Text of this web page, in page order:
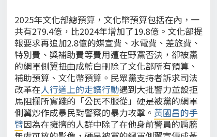
2025年文化部總預算，文化幣預算包括在內，一
共有279.4億，比2024年增加了19.8億。文化部提
報要求再追加2.8億的媒宣費、水電費、差旅費、
特別費、獎補助費等費用遭在野黨否決，卻被黨
的網軍側翼扭曲成藍白刪除了文化部所有預算、
補助預算、文化幣預算。民眾黨支持者訴求司法
改革在人行道上的走讀行動遇到大批警力並設拒
馬阻攔所實踐的「公民不服從」硬是被黨的網軍
側翼炒作成暴民對警察的暴力攻擊。 黃國昌的手
臂因為在擁擠的人群中除了在他身前警員的肩膀